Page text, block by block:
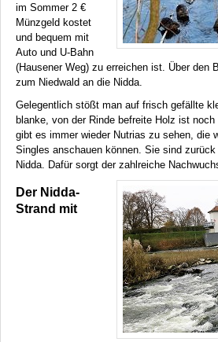
im Sommer 2 €
Münzgeld kostet
und bequem mit
Auto und U-Bahn
(Hausener Weg) zu erreichen ist. Über den
zum Niedwald an die Nidda.
Gelegentlich stößt man auf frisch gefällte
blanke, von der Rinde befreite Holz ist
gibt es immer wieder Nutrias zu sehen, die
Singles anschauen können. Sie sind
Nidda. Dafür sorgt der zahlreiche
Der Nidda-
Strand mit